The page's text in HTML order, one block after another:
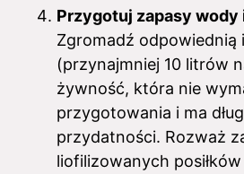
Przygotuj zapasy wody
Zgromadź odpowiednią
(przynajmniej 10 litrów
żywność, która nie
przygotowania i ma
przydatności. Rozważ
liofilizowanych